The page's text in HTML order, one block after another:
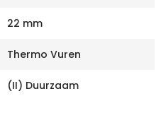
22 mm
Thermo Vuren
(II) Duurzaam